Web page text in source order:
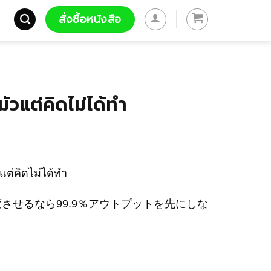
สั่งซื้อหนังสือ
แต่คิดไม่ได้ทำ
ต่คิดไม่ได้ทำ
せるなら99.9％アウトプットを先にしな